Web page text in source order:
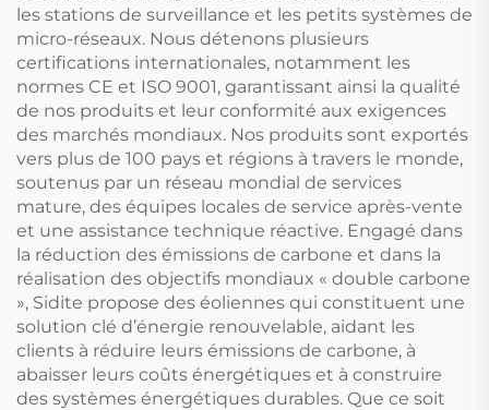
les stations de surveillance et les petits systèmes de
micro-réseaux. Nous détenons plusieurs
certifications internationales, notamment les
normes CE et ISO 9001, garantissant ainsi la qualité
de nos produits et leur conformité aux exigences
des marchés mondiaux. Nos produits sont exportés
vers plus de 100 pays et régions à travers le monde,
soutenus par un réseau mondial de services
mature, des équipes locales de service après-vente
et une assistance technique réactive. Engagé dans
la réduction des émissions de carbone et dans la
réalisation des objectifs mondiaux « double carbone
», Sidite propose des éoliennes qui constituent une
solution clé d’énergie renouvelable, aidant les
clients à réduire leurs émissions de carbone, à
abaisser leurs coûts énergétiques et à construire
des systèmes énergétiques durables. Que ce soit